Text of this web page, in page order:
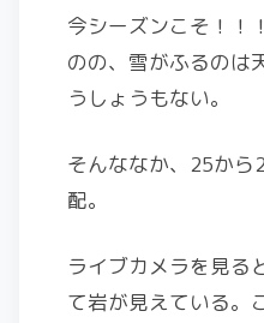
今シーズンこそ！！
のの、雪がふるのは
うしょうもない。
そんななか、25から
配。
ライブカメラを見る
て岩が見えている。